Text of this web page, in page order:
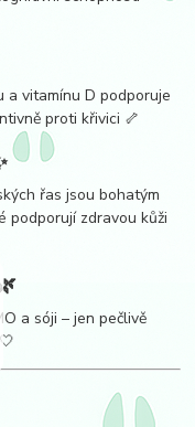
a vitamínu D podporuje
proti křivici 🦴
řas jsou bohatým
podporují zdravou kůži
a sóji – jen pečlivě